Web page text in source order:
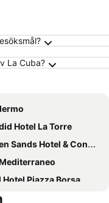
La Cuba?
Hotel La Torre
Hotel & Congress Centre
Hotel Piazza Borsa
Hotel Palermo